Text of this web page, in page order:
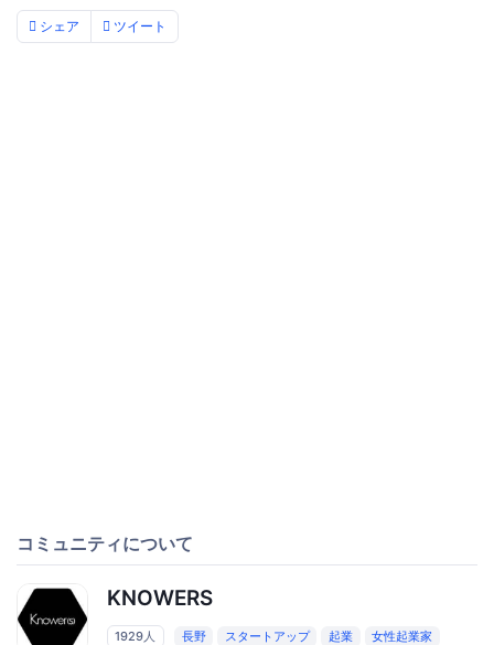
シェア ツイート
コミュニティについて
KNOWERS
1929人 長野 スタートアップ 起業
女性起業家